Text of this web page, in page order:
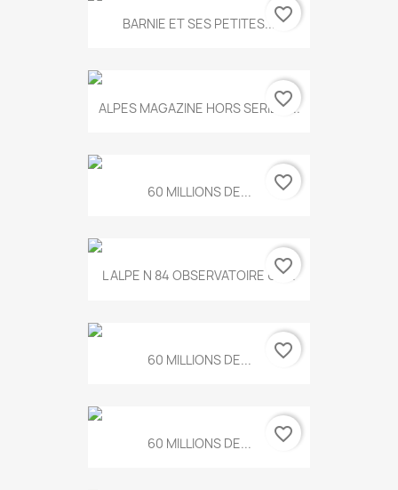
BARNIE ET SES PETITES...favorite_border
ALPES MAGAZINE HORS SERIE N...
favorite_border
60 MILLIONS DE... favorite_border
L ALPE N 84 OBSERVATOIRE UN...
favorite_border
60 MILLIONS DE... favorite_border
60 MILLIONS DE... favorite_border